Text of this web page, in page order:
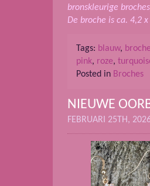
bronskleurige
De broche is ca. 4,2
Tags: blauw,
pink, roze,
Posted in Broches
NIEUWE
FEBRUARI 25TH,